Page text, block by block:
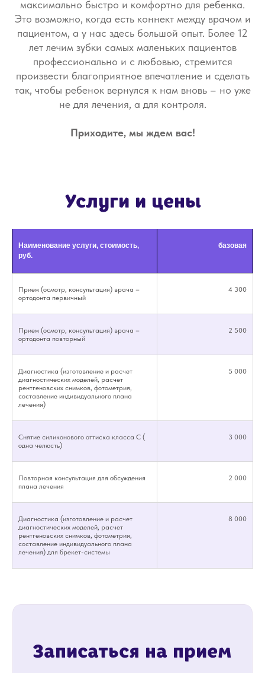
максимально быстро и комфортно для ребенка.
Это возможно, когда есть коннект между врачом и
пациентом, а у нас здесь большой опыт. Более 12
лет лечим зубки самых маленьких пациентов
профессионально и с любовью, стремится
произвести благоприятное впечатление и сделать
так, чтобы ребенок вернулся к нам вновь – но уже
не для лечения, а для контроля.
Приходите, мы ждем вас!
Наименование услуги, стоимость,
руб.
базовая
Прием (осмотр, консультация) врача –
ортодонта первичный
4 300
Прием (осмотр, консультация) врача –
ортодонта повторный
2 500
Диагностика (изготовление и расчет
диагностических моделей, расчет
рентгеновских снимков, фотометрия,
составление индивидуального плана
лечения)
5 000
Снятие силиконового оттиска класса С (
одна челюсть)
3 000
Повторная консультация для обсуждения
плана лечения
2 000
Диагностика (изготовление и расчет
диагностических моделей, расчет
рентгеновских снимков, фотометрия,
составление индивидуального плана
лечения) для брекет-системы
8 000
Отзывы, похвала и критика нашей работы